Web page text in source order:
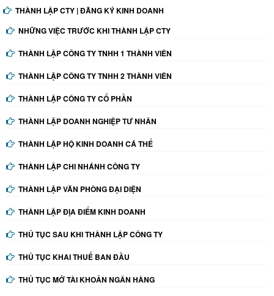
THÀNH LẬP CTY | ĐĂNG KÝ KINH DOANH
NHỮNG VIỆC TRƯỚC KHI THÀNH LẬP CTY
THÀNH LẬP CÔNG TY TNHH 1 THÀNH VIÊN
THÀNH LẬP CÔNG TY TNHH 2 THÀNH VIÊN
THÀNH LẬP CÔNG TY CỔ PHẦN
THÀNH LẬP DOANH NGHIỆP TƯ NHÂN
THÀNH LẬP HỘ KINH DOANH CÁ THỂ
THÀNH LẬP CHI NHÁNH CÔNG TY
THÀNH LẬP VĂN PHÒNG ĐẠI DIỆN
THÀNH LẬP ĐỊA ĐIỂM KINH DOANH
THỦ TỤC SAU KHI THÀNH LẬP CÔNG TY
THỦ TỤC KHAI THUẾ BAN ĐẦU
THỦ TỤC MỞ TÀI KHOẢN NGÂN HÀNG